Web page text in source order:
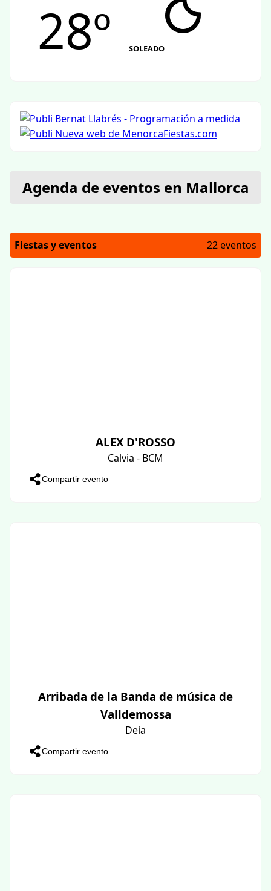
28º SOLEADO
Agenda de eventos en Mallorca
Fiestas y eventos 22 eventos
ALEX D'ROSSO
Calvia - BCM
Compartir evento
Arribada de la Banda de música de
Valldemossa
Deia
Compartir evento